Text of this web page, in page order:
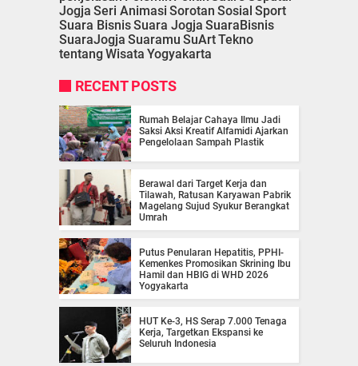
Jogja Seri Animasi Sorotan Sosial Sport
Suara BisnisSuara Jogja SuaraBisnis
SuaraJogja Suaramu SuArtTekno
tentang Wisata Yogyakarta
RECENT POSTS
Rumah Belajar Cahaya Ilmu Jadi
Saksi Aksi Kreatif Alfamidi Ajarkan
Pengelolaan Sampah Plastik
Berawal dari Target Kerja dan
Tilawah, Ratusan Karyawan Pabrik
Magelang Sujud Syukur Berangkat
Umrah
Putus Penularan Hepatitis, PPHI-
Kemenkes Promosikan Skrining Ibu
Hamil dan HBIG di WHD 2026
Yogyakarta
HUT Ke-3, HS Serap 7.000 Tenaga
Kerja, Targetkan Ekspansi ke
Seluruh Indonesia